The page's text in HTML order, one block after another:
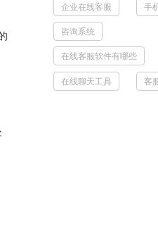
企业在线客服 手
咨询系统
在线客服软件有哪些
在线聊天工具 客